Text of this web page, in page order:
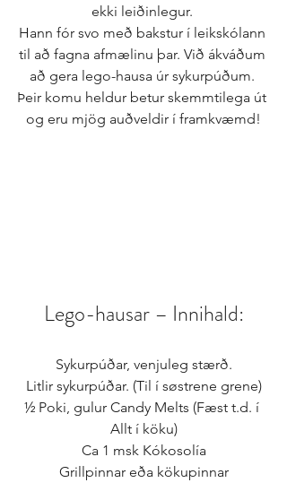
ekki leiðinlegur.
Hann fór svo með bakstur í leikskólann
til að fagna afmælinu þar. Við ákváðum
að gera lego-hausa úr sykurpúðum.
Þeir komu heldur betur skemmtilega út
og eru mjög auðveldir í framkvæmd!
Lego-hausar – Innihald:
Sykurpúðar, venjuleg stærð.
Litlir sykurpúðar. (Til í søstrene grene)
½ Poki, gulur Candy Melts (Fæst t.d. í
Allt í köku)
Ca 1 msk Kókosolía
Grillpinnar eða kökupinnar